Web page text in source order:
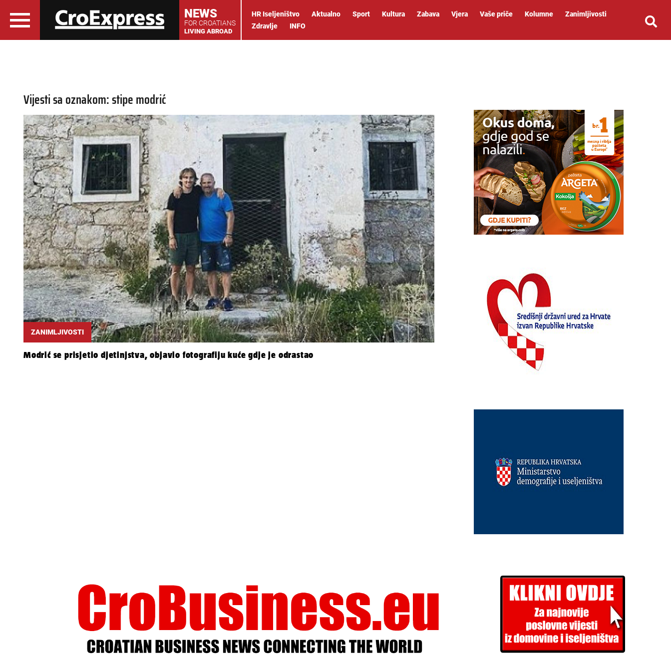
NEWS
FOR CROATIANS
LIVING ABROAD
HR Iseljeništvo Aktualno Sport Kultura Zabava Vjera Vaše priče Kolumne
Zanimljivosti
Zdravlje
INFO
Vijesti sa oznakom: stipe modrić
ZANIMLJIVOSTI
Modrić se prisjetio djetinjstva, objavio fotografiju kuće gdje je odrastao